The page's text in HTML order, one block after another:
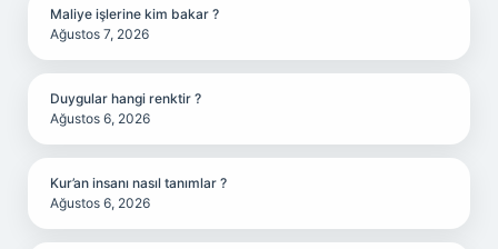
Maliye işlerine kim bakar ?
Ağustos 7, 2026
Duygular hangi renktir ?
Ağustos 6, 2026
Kur’an insanı nasıl tanımlar ?
Ağustos 6, 2026